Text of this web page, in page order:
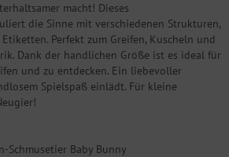
macht! Dieses
die Sinne mit verschiedenen Strukturen,
Perfekt zum Greifen, Kuscheln und
Dank der handlichen Größe ist es ideal für
und zu entdecken. Ein liebevoller
Spielspaß einlädt. Für kleine
Baby Bunny